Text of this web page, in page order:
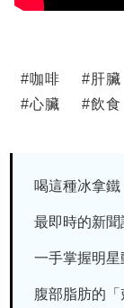
#咖啡 # 肝臟
#心臟 #飲食
喝這種冰拿
最即時的新
一手掌握明
腹部脂肪的